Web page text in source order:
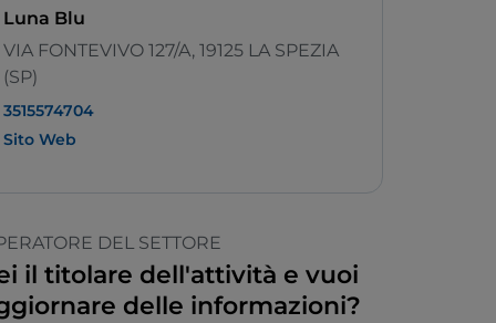
Luna Blu
VIA FONTEVIVO 127/A, 19125 LA SPEZIA
(SP)
3515574704
Sito Web
DEL SETTORE
il titolare dell'attività e vuoi
delle informazioni?